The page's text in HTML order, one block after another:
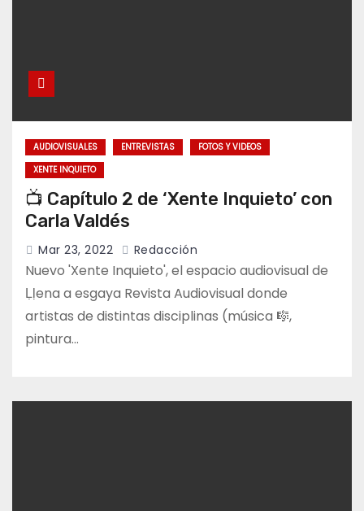
AUDIOVISUALES ENTREVISTAS
FOTOS Y VIDEOS
XENTE INQUIETO
📺 Capítulo 2 de ‘Xente Inquieto’ con
Carla Valdés
Mar 23, 2022 Redacción
Nuevo 'Xente Inquieto', el espacio audiovisual de
Ḷḷena a esgaya Revista Audiovisual donde
artistas de distintas disciplinas (música 🎼,
pintura…